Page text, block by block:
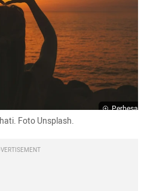
Perbesar
Foto Unsplash.